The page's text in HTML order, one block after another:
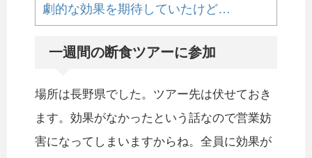
劇的な効果を期待していたけど…
一週間の断食ツアーに参加
場所は長野県でした。ツアー先は伏せておき
ます。効果がなかったという話なので営業妨
害になってしまいますからね。全員に効果が